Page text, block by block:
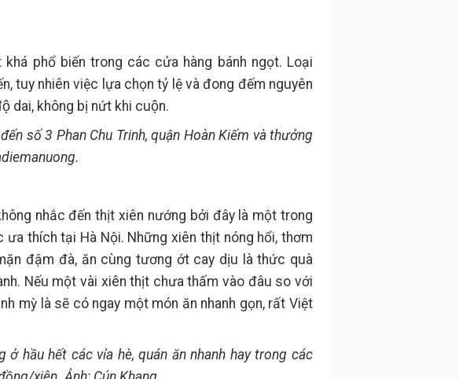
phổ biến trong các cửa hàng bánh ngọt. Loại
tuy nhiên việc lựa chọn tỷ lệ và đong đếm nguyên
dai, không bị nứt khi cuộn.
số 3 Phan Chu Trinh, quận Hoàn Kiếm và thưởng
nhắc đến thịt xiên nướng bởi đây là một trong
thích tại Hà Nội. Những xiên thịt nóng hổi, thơm
đậm đà, ăn cùng tương ớt cay dịu là thức quà
Nếu một vài xiên thịt chưa thấm vào đâu so với
mỳ là sẽ có ngay một món ăn nhanh gọn, rất Việt
hầu hết các vỉa hè, quán ăn nhanh hay trong các